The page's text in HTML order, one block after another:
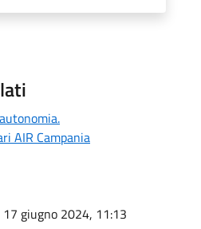
AIR Campania
17 giugno 2024, 11:13